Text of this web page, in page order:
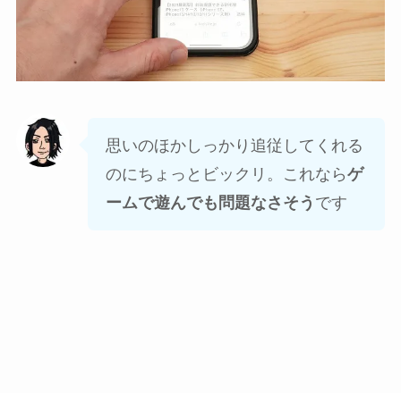
思いのほかしっかり追従してくれる
のにちょっとビックリ。これならゲ
ームで遊んでも問題なさそう です